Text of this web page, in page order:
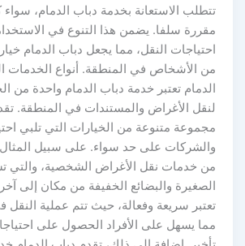
تتطلب الاستعانة بخدمة دباب الدمام، سواء
مقررة سلفا. يضمن هذا التنوع في
احتياجات النقل، مما يجعل دباب الدمام خياراً
من الأشخاص في المنطقة. أنواع الخدمات
الدمام تعتبر خدمة دباب الدمام واحدة من
لنقل الأغراض والمستندات في المنطقة.
مجموعة متنوعة من الخيارات التي تلبي
والشركات على حد سواء. على سبيل المثال،
من خدمات نقل الأغراض الشخصية، والتي
الصغيرة والبضائع الخفيفة من مكان إلى آخر.
تعتبر سريعة وفعالة، حيث تتم عملية النقل
مما يسهل على الأفراد الحصول على